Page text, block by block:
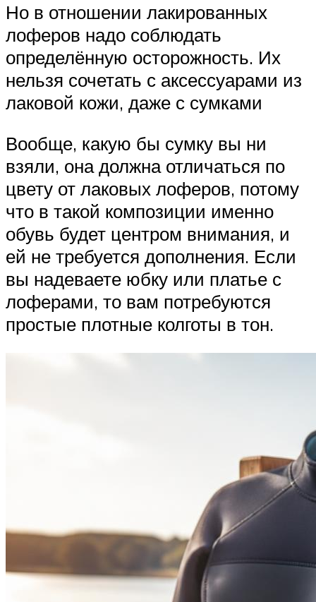
Но в отношении лакированных
лоферов надо соблюдать
определённую осторожность. Их
нельзя сочетать с аксессуарами из
лаковой кожи, даже с сумками
Вообще, какую бы сумку вы ни
взяли, она должна отличаться по
цвету от лаковых лоферов, потому
что в такой композиции именно
обувь будет центром внимания, и
ей не требуется дополнения. Если
вы надеваете юбку или платье с
лоферами, то вам потребуются
простые плотные колготы в тон.